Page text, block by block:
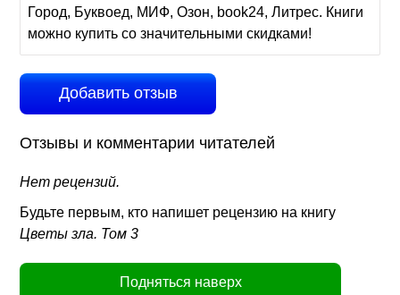
Город, Буквоед, МИФ, Озон, book24, Литрес. Книги
можно купить со значительными скидками!
Добавить отзыв
Отзывы и комментарии читателей
Нет рецензий.
Будьте первым, кто напишет рецензию на книгу
Цветы зла. Том 3
Подняться наверх